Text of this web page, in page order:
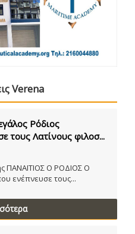
Verena
Ρόδιος
τους Λατίνους φιλοσ...
ΠΑΝΑΙΤΙΟΣ Ο ΡΟΔΙΟΣ Ο
ενέπνευσε τους...